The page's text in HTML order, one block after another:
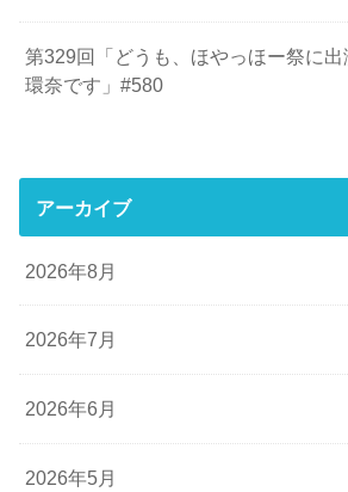
第329回「どうも、ほやっほー祭に
環奈です」#580
アーカイブ
2026年8月
2026年7月
2026年6月
2026年5月